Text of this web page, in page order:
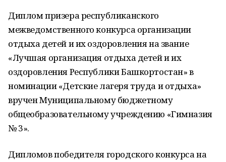
Диплом призера республиканского
межведомственного конкурса организации
отдыха детей и их оздоровления на звание
«Лучшая организация отдыха детей и их
оздоровления Республики Башкортостан» в
номинации «Детские лагеря труда и отдыха»
вручен Муниципальному бюджетному
общеобразовательному учреждению «Гимназия
№ 3».
Дипломов победителя городского конкурса на